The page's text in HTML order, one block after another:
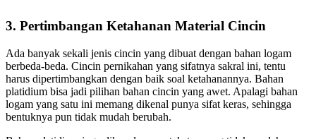
3. Pertimbangan Ketahanan Material Cincin
Ada banyak sekali jenis cincin yang dibuat dengan bahan logam
berbeda-beda. Cincin pernikahan yang sifatnya sakral ini, tentu
harus dipertimbangkan dengan baik soal ketahanannya. Bahan
platidium bisa jadi pilihan bahan cincin yang awet. Apalagi bahan
logam yang satu ini memang dikenal punya sifat keras, sehingga
bentuknya pun tidak mudah berubah.